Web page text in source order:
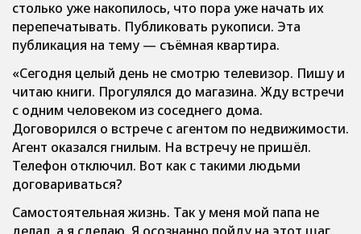
столько уже накопилось, что пора уже начать их
перепечатывать. Публиковать рукописи. Эта
публикация на тему — съёмная квартира.
«Сегодня целый день не смотрю телевизор. Пишу и
читаю книги. Прогулялся до магазина. Жду встречи
с одним человеком из соседнего дома.
Договорился о встрече с агентом по недвижимости.
Агент оказался гнилым. На встречу не пришёл.
Телефон отключил. Вот как с такими людьми
договариваться?
Самостоятельная жизнь. Так у меня мой папа не